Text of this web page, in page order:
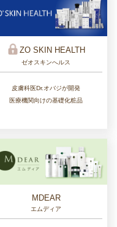
ZO SKIN HEALTH
ゼオスキンへルス
皮膚科医Dr.オバジが開発
医療機関向けの基礎化粧品
MDEAR
エムディア